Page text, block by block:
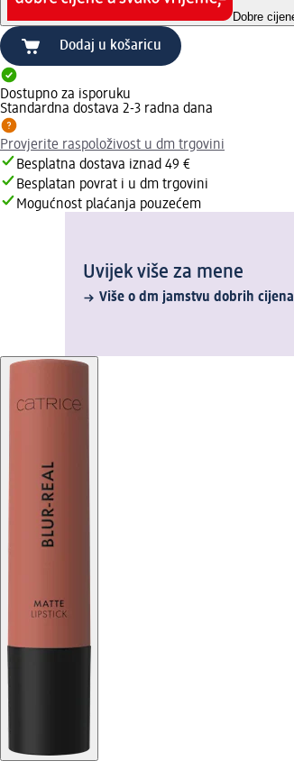
Dobre
Dodaj u košaricu
Dostupno za isporuku
Standardna dostava 2-3 radna dana
Provjerite raspoloživost u dm trgovini
Besplatna dostava iznad 49 €
Besplatan povrat i u dm trgovini
Mogućnost plaćanja pouzećem
Uvijek više za mene
Više o dm jamstvu dobrih cijena